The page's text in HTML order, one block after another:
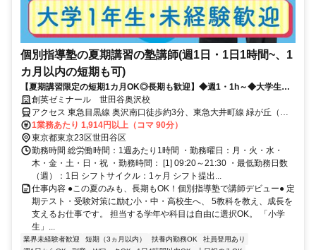
個別指導塾の夏期講習の塾講師(週1日・1日1時間~、1
カ月以内の短期も可)
【夏期講習限定の短期1カ月OK◎長期も歓迎】◆週1・1h～◆大学生・
未経験歓迎◆充実研修◆面接履歴書不要
創英ゼミナール 世田谷奥沢校
アクセス 東急目黒線 奥沢南口徒歩約3分、東急大井町線 緑が丘（東
京都）南口徒歩約8分、東急大井町線 自由が丘（東京都）南口徒歩約
12分 自由が丘駅より自転車で5分
1業務あたり 1,914円以上（コマ 90分）
東京都東京23区世田谷区
勤務時間 総労働時間：1週あたり1時間 ・勤務曜日：月・火・水・
木・金・土・日・祝 ・勤務時間： [1] 09:20～21:30 ・最低勤務日数
（週）：1日 シフトサイクル：1ヶ月 シフト提出...
仕事内容 ●この夏のみも、長期もOK！個別指導塾で講師デビュー● 定
期テスト・受験対策に励む小・中・高校生へ、 5教科を教え、成長を
支えるお仕事です。 担当する学年や科目は自由に選択OK。 「小学
生」...
業界未経験者歓迎 短期（3ヵ月以内） 扶養内勤務OK
社員登用あり